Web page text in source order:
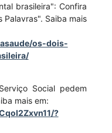
brasileira": Confira
Saiba mais
os-dois-
Social pedem
mais em:
?